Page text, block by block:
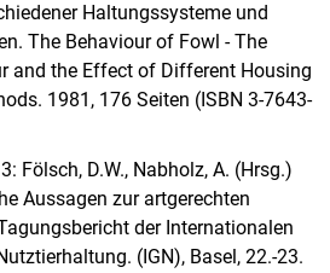
Haltungssysteme und
The Behaviour of Fowl - The
and the Effect of Different Housing
1981, 176 Seiten (ISBN 3-7643-
Fölsch, D.W., Nabholz, A. (Hrsg.)
Aussagen zur artgerechten
der Internationalen
(IGN), Basel, 22.-23.